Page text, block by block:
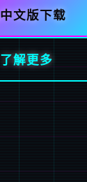
中文版下载
了解更多